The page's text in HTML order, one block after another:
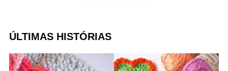
ÚLTIMAS HISTÓRIAS